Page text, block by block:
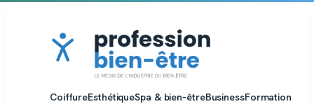
CoiffureEsthétiqueSpa & bien-êtreBusinessFormation